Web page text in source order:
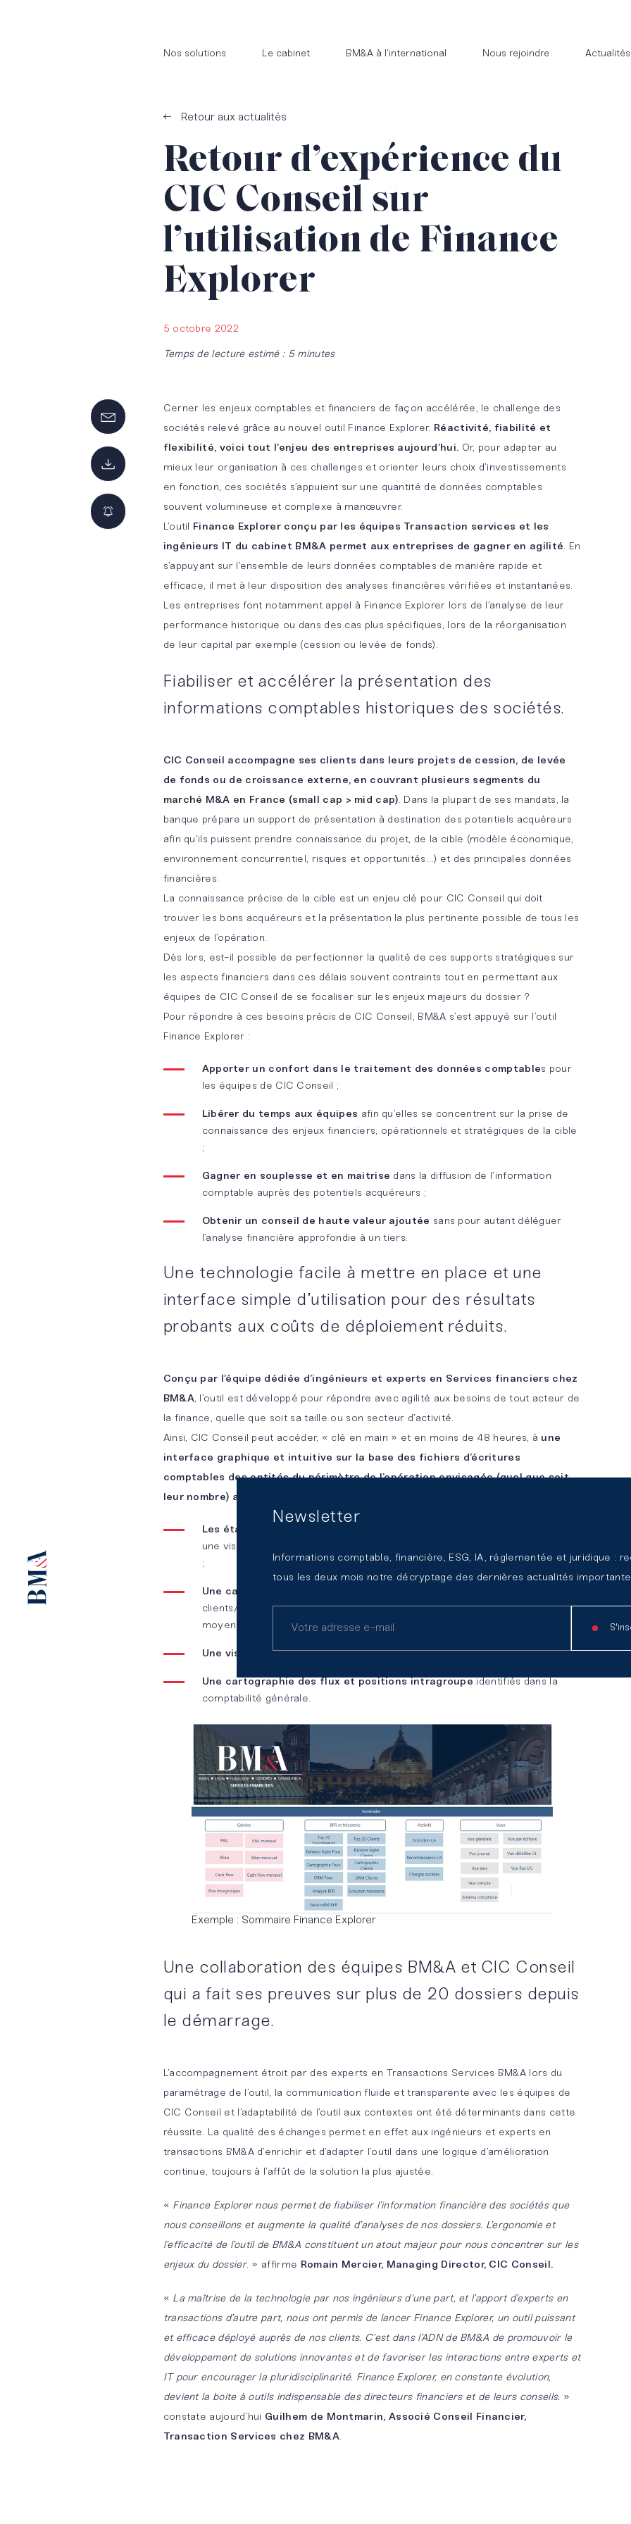
Nos solutions Le cabinet BM&A à l’international Nous rejoindre Actualités
Développement
Retour aux actualités
Retour d’expérience du
CIC Conseil sur
l’utilisation de Finance
Explorer
5 octobre 2022
Temps de lecture estimé : 5 minutes
Cerner les enjeux comptables et financiers de façon accélérée, le challenge des
sociétés relevé grâce au nouvel outil Finance Explorer. Réactivité, fiabilité et
flexibilité, voici tout l’enjeu des entreprises aujourd’hui. Or, pour adapter au
mieux leur organisation à ces challenges et orienter leurs choix d’investissements
en fonction, ces sociétés s’appuient sur une quantité de données comptables
souvent volumineuse et complexe à manœuvrer.
L’outil
Finance Explorer conçu par les équipes Transaction services et les
ingénieurs IT du cabinet BM&A permet aux entreprises de gagner en agilité. En
s’appuyant sur l’ensemble de leurs données comptables de manière rapide et
efficace, il met à leur disposition des analyses financières vérifiées et instantanées.
Les entreprises font notamment appel à Finance Explorer lors de l’analyse de leur
performance historique ou dans des cas plus spécifiques, lors de la réorganisation
de leur capital par exemple (cession ou levée de fonds).
Fiabiliser et accélérer la présentation des
informations comptables historiques des sociétés.
CIC Conseil accompagne ses clients dans leurs projets de cession, de levée
de fonds ou de croissance externe, en couvrant plusieurs segments du
marché M&A en France (small cap > mid cap). Dans la plupart de ses mandats, la
banque prépare un support de présentation à destination des potentiels acquéreurs
afin qu’ils puissent prendre connaissance du projet, de la cible (modèle économique,
environnement concurrentiel, risques et opportunités…) et des principales données
financières.
La connaissance précise de la cible est un enjeu clé pour CIC Conseil qui doit
trouver les bons acquéreurs et la présentation la plus pertinente possible de tous les
enjeux de l’opération.
Dès lors, est-il possible de perfectionner la qualité de ces supports stratégiques sur
les aspects financiers dans ces délais souvent contraints tout en permettant aux
équipes de CIC Conseil de se focaliser sur les enjeux majeurs du dossier ?
Pour répondre à ces besoins précis de CIC Conseil, BM&A s’est appuyé sur l’outil
Finance Explorer :
Apporter un confort dans le traitement des données comptables pour
les équipes de CIC Conseil ;
Libérer du temps aux équipes afin qu’elles se concentrent sur la prise de
connaissance des enjeux financiers, opérationnels et stratégiques de la cible
;
Gagner en souplesse et en maitrise dans la diffusion de l’information
comptable auprès des potentiels acquéreurs ;
Obtenir un conseil de haute valeur ajoutée sans pour autant déléguer
l’analyse financière approfondie à un tiers.
Une technologie facile à mettre en place et une
interface simple d’utilisation pour des résultats
probants aux coûts de déploiement réduits.
Conçu par l’équipe dédiée d’ingénieurs et experts en Services financiers chez
BM&A, l’outil est développé pour répondre avec agilité aux besoins de tout acteur de
la finance, quelle que soit sa taille ou son secteur d’activité.
Ainsi, CIC Conseil peut accéder, « clé en main » et en moins de 48 heures, à une
interface graphique et intuitive sur la base des fichiers d’écritures
comptables des entités du périmètre de l’opération envisagée (quel que soit
leur nombre) aux analyses suivantes
Les états financiers
une visualisation « drill-down » jusqu’à l’écriture comptable de chaque poste
;
Une cartographie précise des clients et des fournisseurs
clients/ fournisseurs, délais de paiement et règlement réels, taux de TVA
moyens, etc.…) ;
Une visualisation du BFR et du cash mensuels;
Une cartographie des flux et positions intragroupe identifiés dans la
comptabilité générale.
Exemple : Sommaire Finance Explorer
Une collaboration des équipes BM&A et CIC Conseil
qui a fait ses preuves sur plus de 20 dossiers depuis
le démarrage.
L’accompagnement étroit par des experts en Transactions Services BM&A lors du
paramétrage de l’outil, la communication fluide et transparente avec les équipes de
CIC Conseil et l’adaptabilité de l’outil aux contextes ont été déterminants dans cette
réussite. La qualité des échanges permet en effet aux ingénieurs et experts en
transactions BM&A d’enrichir et d’adapter l’outil dans une logique d’amélioration
continue, toujours à l’affût de la solution la plus ajustée.
« Finance Explorer nous permet de fiabiliser l’information financière des sociétés que
nous conseillons et augmente la qualité d’analyses de nos dossiers. L’ergonomie et
l’efficacité de l’outil de BM&A constituent un atout majeur pour nous concentrer sur les
enjeux du dossier. » affirme Romain Mercier, Managing Director, CIC Conseil.
« La maîtrise de la technologie par nos ingénieurs d’une part, et l’apport d’experts en
transactions d’autre part, nous ont permis de lancer Finance Explorer, un outil puissant
et efficace déployé auprès de nos clients. C’est dans l’ADN de BM&A de promouvoir le
développement de solutions innovantes et de favoriser les interactions entre experts et
IT pour encourager la pluridisciplinarité. Finance Explorer, en constante évolution,
devient la boite à outils indispensable des directeurs financiers et de leurs conseils. »
constate aujourd’hui Guilhem de Montmarin, Associé Conseil Financier,
Transaction Services chez BM&A.
Newsletter
Informations comptable, financière, ESG, IA, réglementée et juridique :
tous les deux mois notre décryptage des dernières actualités